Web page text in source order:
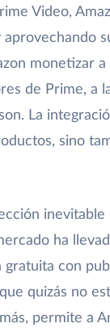
Video,
monetizar
de Prime, a
La
sino
ha
con
quizás no
permite a